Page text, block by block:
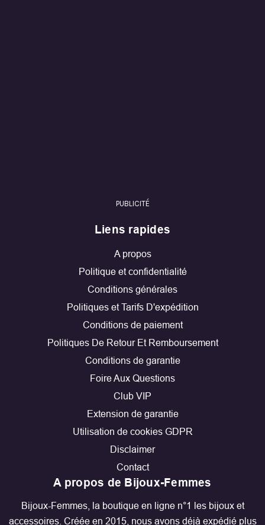
PUBLICITÉ
Liens rapides
A propos
Politique et confidentialité
Conditions générales
Politiques et Tarifs D'expédition
Conditions de paiement
Politiques De Retour Et Remboursement
Conditions de garantie
Foire Aux Questions
Club VIP
Extension de garantie
Utilisation de cookies GDPR
Disclaimer
Contact
A propos de Bijoux-Femmes
Bijoux-Femmes, la boutique en ligne n°1 les bijoux et
accessoires. Créée en 2015, nous avons déjà expédié plus